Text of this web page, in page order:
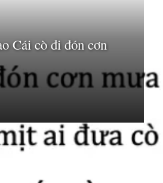
Cái cò đi đón cơn